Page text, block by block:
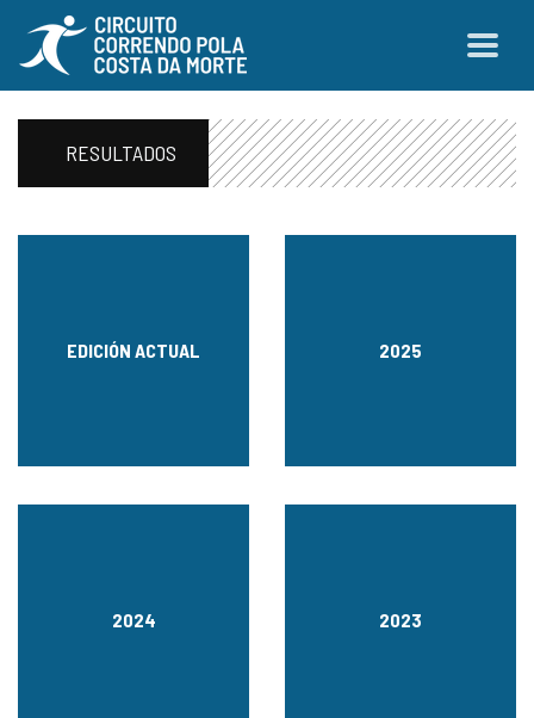
RESULTADOS
EDICIÓN ACTUAL 2025
2024 2023